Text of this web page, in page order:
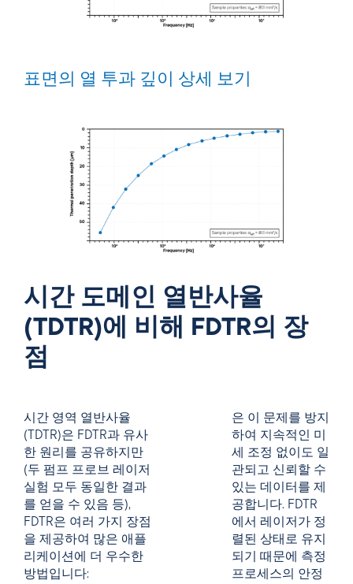
표면의 열 투과 깊이 상세 보기
시간 도메인 열반사율
(TDTR)에 비해 FDTR의 장
점
시간 영역 열반사율
(TDTR)은 FDTR과 유사
한 원리를 공유하지만
(두 펌프 프로브 레이저
실험 모두 동일한 결과
를 얻을 수 있음 등),
FDTR은 여러 가지 장점
을 제공하여 많은 애플
리케이션에 더 우수한
방법입니다:
은 이 문제를 방지
하여 지속적인 미
세 조정 없이도 일
관되고 신뢰할 수
있는 데이터를 제
공합니다. FDTR
에서 레이저가 정
렬된 상태로 유지
되기 때문에 측정
프로세스의 안정